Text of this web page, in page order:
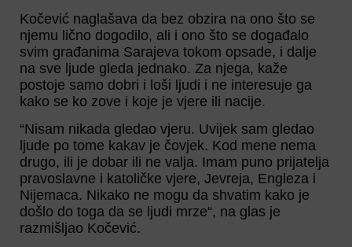
Kočević naglašava da bez obzira na ono što se
njemu lično dogodilo, ali i ono što se događalo
svim građanima Sarajeva tokom opsade, i dalje
na sve ljude gleda jednako. Za njega, kaže
postoje samo dobri i loši ljudi i ne interesuje ga
kako se ko zove i koje je vjere ili nacije.
“Nisam nikada gledao vjeru. Uvijek sam gledao
ljude po tome kakav je čovjek. Kod mene nema
drugo, ili je dobar ili ne valja. Imam puno prijatelja
pravoslavne i katoličke vjere, Jevreja, Engleza i
Nijemaca. Nikako ne mogu da shvatim kako je
došlo do toga da se ljudi mrze“, na glas je
razmišljao Kočević.